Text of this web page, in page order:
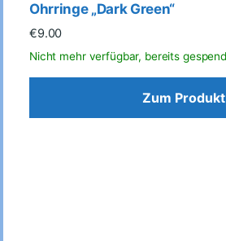
Ohrringe „Dark Green“
€9.00
Zum Produkt